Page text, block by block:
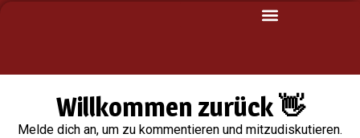
Willkommen zurück 👋
Melde dich an, um zu kommentieren und mitzudiskutieren.